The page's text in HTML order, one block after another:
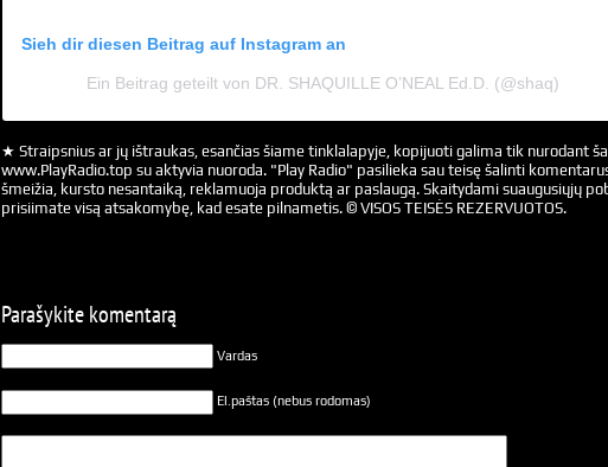
Sieh dir diesen Beitrag auf Instagram an
Ein Beitrag geteilt von DR. SHAQUILLE O’NEAL Ed.D. (@shaq)
★ Straipsnius ar jų ištraukas, esančias šiame tinklalapyje, kopijuoti galima tik nurodant
www.PlayRadio.top su aktyvia nuoroda. "Play Radio" pasilieka sau teisę šalinti
šmeižia, kursto nesantaiką, reklamuoja produktą ar paslaugą. Skaitydami suaugusiųjų
prisiimate visą atsakomybę, kad esate pilnametis. © VISOS TEISĖS REZERVUOTOS.
Parašykite komentarą
Vardas
El.paštas (nebus rodomas)